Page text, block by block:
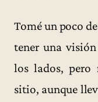
Tomé un poco
tener una
los lados, pero
sitio, aunque